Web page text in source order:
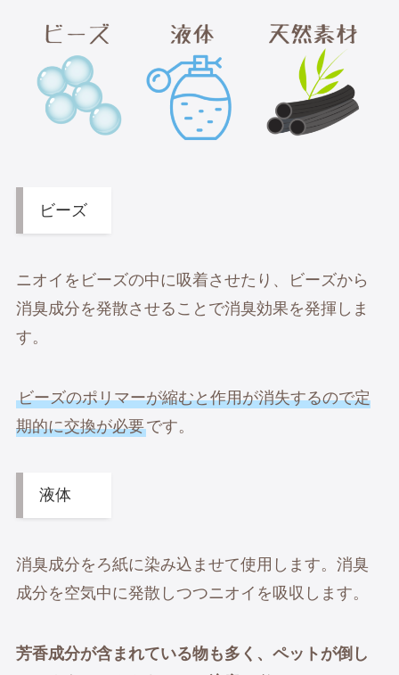
ビーズ
ニオイをビーズの中に吸着させたり、ビーズから
消臭成分を発散させることで消臭効果を発揮しま
す。
ビーズのポリマーが縮むと作用が消失するので定
期的に交換が必要です。
液体
消臭成分をろ紙に染み込ませて使用します。消臭
成分を空気中に発散しつつニオイを吸収します。
芳香成分が含まれている物も多く、ペットが倒し